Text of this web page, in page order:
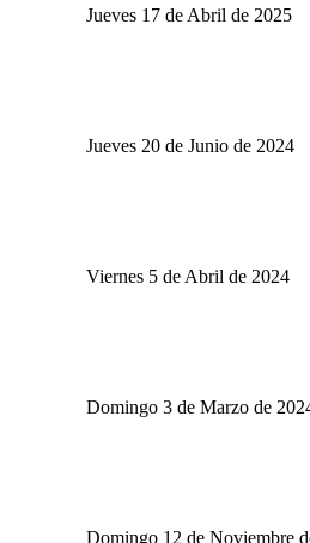
Jueves 17 de Abril de 2025
Jueves 20 de Junio de 2024
Viernes 5 de Abril de 2024
Domingo 3 de Marzo de
Domingo 12 de Noviembre